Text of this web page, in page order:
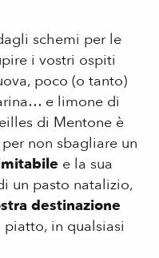
schemi per le
i vostri ospiti
poco (o tanto)
e limone di
di Mentone è
non sbagliare un
e la sua
un pasto natalizio,
destinazione
in qualsiasi